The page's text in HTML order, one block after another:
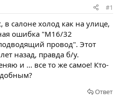
#1
салоне холод как на улице,
ошибка "М16/32
провод". Этот
назад, правда б/у.
и ... все то же самое! Кто-
Ответ